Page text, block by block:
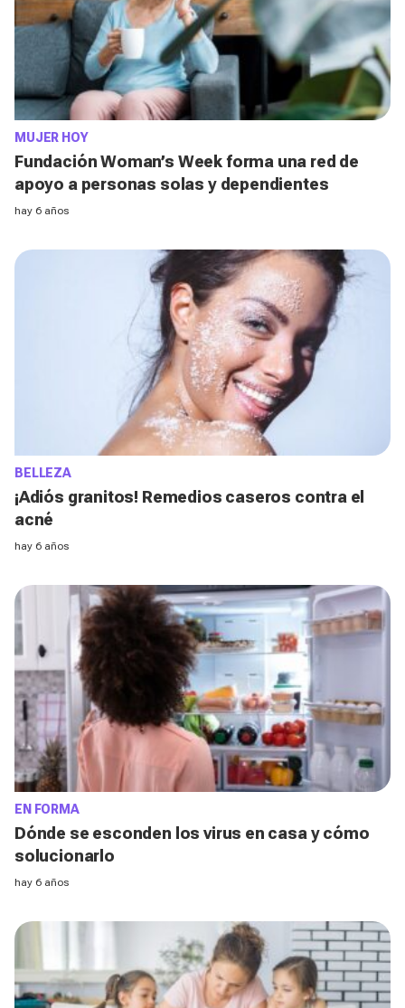
MUJER HOY
Fundación Woman’s Week forma una red de
apoyo a personas solas y dependientes
hay 6 años
BELLEZA
¡Adiós granitos! Remedios caseros contra el
acné
hay 6 años
EN FORMA
Dónde se esconden los virus en casa y cómo
solucionarlo
hay 6 años